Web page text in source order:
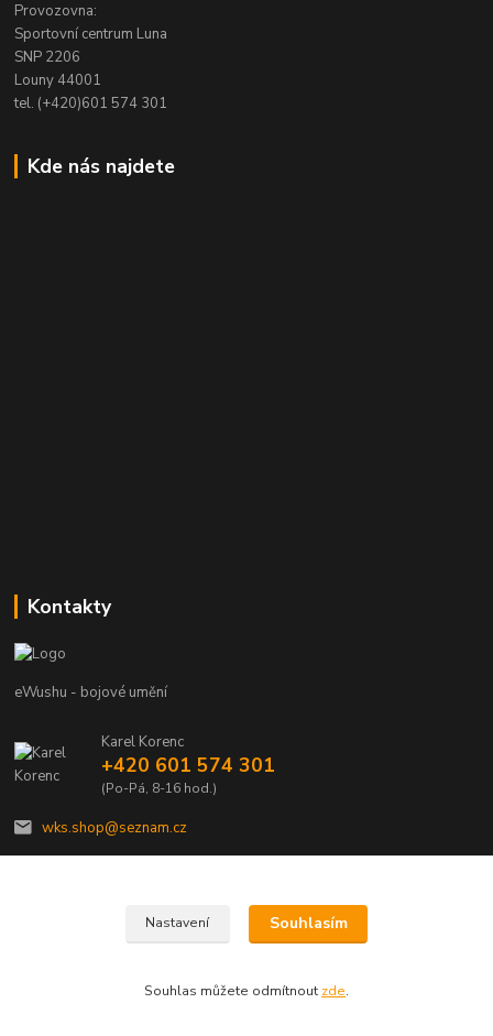
Provozovna:
Sportovní centrum Luna
SNP 2206
Louny 44001
tel. (+420)601 574 301
Kde nás najdete
Kontakty
eWushu - bojové umění
Karel Korenc
+420 601 574 301
(Po-Pá, 8-16 hod.)
wks.shop@seznam.cz
© Copyright 2021 - Young shop s.r.o., Jaurisova 515/4, Michle, 140 00 Praha 4
Nastavení Souhlasím
Souhlas můžete odmítnout zde.